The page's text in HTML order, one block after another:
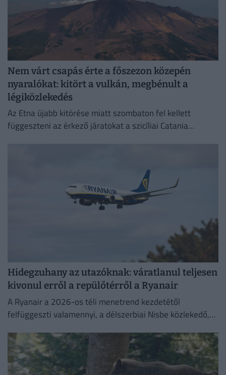
Nem várt csapás érte a főszezon közepén
nyaralókat: kitört a vulkán, megbénult a
légiközlekedés
Az Etna újabb kitörése miatt szombaton fel kellett
függeszteni az érkező járatokat a szicíliai Catania
Hidegzuhany az utazóknak: váratlanul teljesen
kivonul erről a repülőtérről a Ryanair
A Ryanair a 2026-os téli menetrend kezdetétől
felfüggeszti valamennyi, a délszerbiai Nisbe közlekedő,